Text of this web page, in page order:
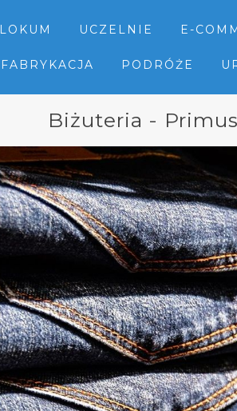
LOKUM UCZELNIE E-
FABRYKACJA PODRÓŻE
Biżuteria -